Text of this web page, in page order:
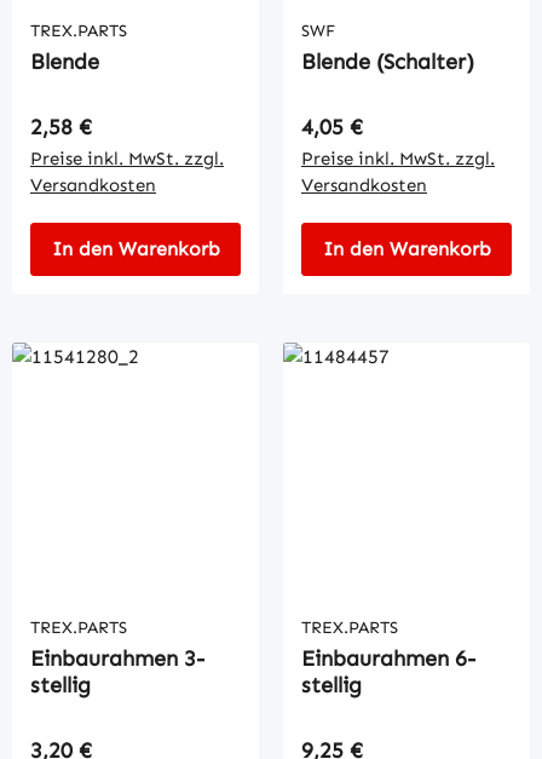
TREX.PARTS
Blende
Regulärer Preis:
2,58 €
Preise inkl. MwSt. zzgl.
Versandkosten
In den Warenkorb
SWF
Blende (Schalter)
Regulärer Preis:
4,05 €
Preise inkl. MwSt. zzgl.
Versandkosten
In den Warenkorb
TREX.PARTS
Einbaurahmen 3-
stellig
Regulärer Preis:
3,20 €
TREX.PARTS
Einbaurahmen 6-
stellig
Regulärer Preis:
9,25 €